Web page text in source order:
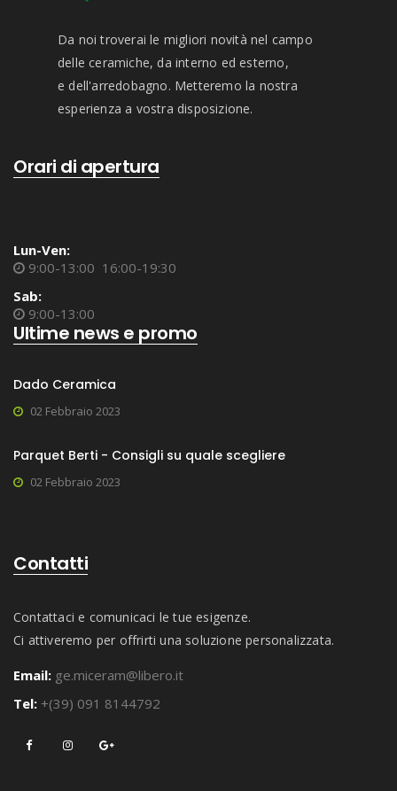
Da noi troverai le migliori novità nel campo
delle ceramiche, da interno ed esterno,
e dell'arredobagno. Metteremo la nostra
esperienza a vostra disposizione.
Orari di apertura
Lun-Ven:
9:00-13:00 16:00-19:30
Sab:
9:00-13:00
Ultime news e promo
Dado Ceramica
02 Febbraio 2023
Parquet Berti - Consigli su quale scegliere
02 Febbraio 2023
Contatti
Contattaci e comunicaci le tue esigenze.
Ci attiveremo per offrirti una soluzione personalizzata.
Email: ge.miceram@libero.it
Tel: +(39) 091 8144792